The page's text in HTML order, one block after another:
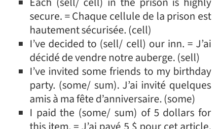
secure. = Chaque cellule de la prison est
hautement sécurisée. (cell)
I’ve decided to (sell/ cell) our inn. = J’ai
décidé de vendre notre auberge. (sell)
I’ve invited some friends to my birthday
party. (some/ sum). J’ai invité quelques
amis à ma fête d’anniversaire. (some)
I paid the (some/ sum) of 5 dollars for